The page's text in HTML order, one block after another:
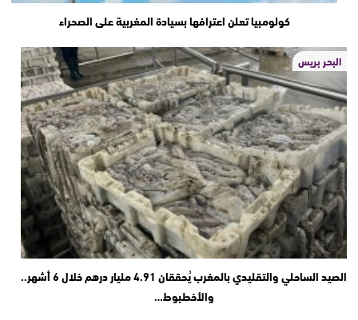
كولومبيا تعلن اعترافها بسيادة المغربية على الصحراء
البحر بريس
الصيد الساحلي والتقليدي بالمغرب يُحققان 4.91 مليار درهم خلال 6 أشهر..
والأخطبوط…